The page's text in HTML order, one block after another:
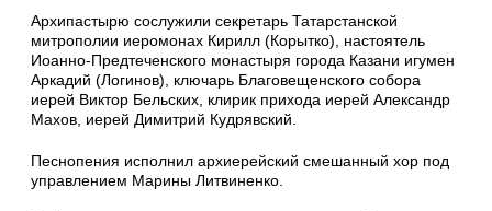
Архипастырю сослужили секретарь Татарстанской
митрополии иеромонах Кирилл (Корытко), настоятель
Иоанно-Предтеченского монастыря города Казани игумен
Аркадий (Логинов), ключарь Благовещенского собора
иерей Виктор Бельских, клирик прихода иерей Александр
Махов, иерей Димитрий Кудрявский.
Песнопения исполнил архиерейский смешанный хор под
управлением Марины Литвиненко.